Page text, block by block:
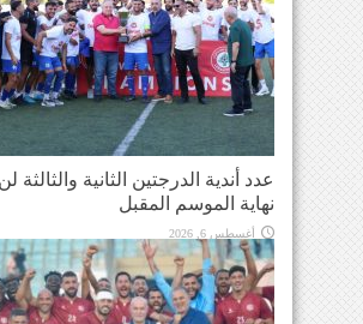
عدد أندية الدرجتين الثانية
نهاية الموسم المقبل
أغسطس 6, 2026